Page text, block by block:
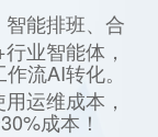
能排班、合
业智能体，
流AI转化。
运维成本，
成本！